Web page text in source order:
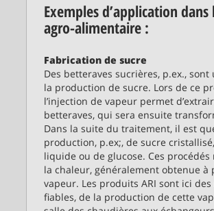
Exemples d’application
agro-alimentaire :
Fabrication de sucre
Des betteraves sucrières, p.ex.,
la production de sucre. Lors de ce
l’injection de vapeur permet
betteraves, qui sera ensuite
Dans la suite du traitement, il est
production, p.ex;, de sucre
liquide ou de glucose. Ces
la chaleur, généralement obtenue à
vapeur. Les produits ARI sont ici
fiables, de la production de cette